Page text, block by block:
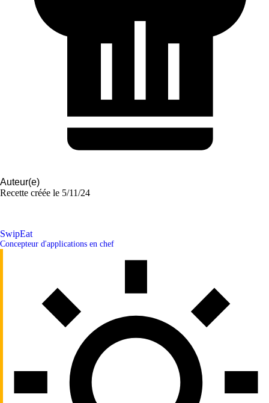
Auteur(e)
Recette créée le 5/11/24
SwipEat
Concepteur d'applications en chef